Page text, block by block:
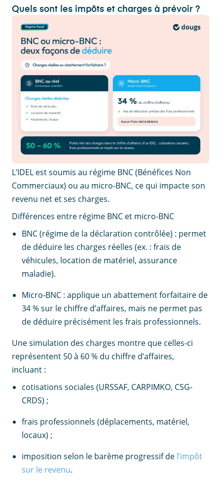
Quels sont les impôts et charges à prévoir ?
L’IDEL est soumis au régime BNC (Bénéfices Non
Commerciaux) ou au micro-BNC, ce qui impacte son
revenu net et ses charges.
Différences entre régime BNC et micro-BNC
BNC (régime de la déclaration contrôlée) : permet
de déduire les charges réelles (ex. : frais de
véhicules, location de matériel, assurance
maladie).
Micro-BNC : applique un abattement forfaitaire de
34 % sur le chiffre d’affaires, mais ne permet pas
de déduire précisément les frais professionnels.
Une simulation des charges montre que celles-ci
représentent 50 à 60 % du chiffre d’affaires,
incluant :
cotisations sociales (URSSAF, CARPIMKO, CSG-
CRDS) ;
frais professionnels (déplacements, matériel,
locaux) ;
imposition selon le barème progressif de l’impôt
sur le revenu.